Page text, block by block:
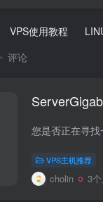
VPS使用教程
评论
VPS主机推荐
cholin 3